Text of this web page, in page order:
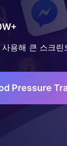
용해 큰 스크
Pressure